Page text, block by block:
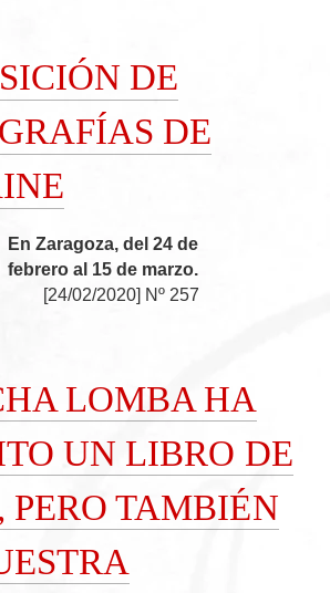
DE
DE
En Zaragoza, del 24 de
febrero al 15 de marzo.
[24/02/2020] Nº 257
LOMBA HA
UN LIBRO DE
PERO TAMBIÉN